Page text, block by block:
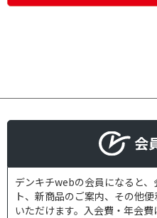
会
デンキチwebの会員になると
ト、新商品のご案内、その他
いただけます。入会費・年会費